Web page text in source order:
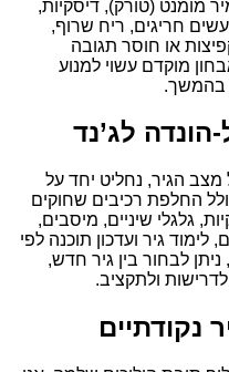
מומנט (טורק), דיסקיות,
חריגים, ריח שרוף,
או חוסר תגובה
מוקדם עשוי למנוע
בהמשך.
לג’נד
הגיר, נחליט יחד על
החלפת רכיבים שחוקים
גלגלי שיניים, מיסבים,
גיר ועדכון תוכנה לפי
לבחור בין גיר חדש,
ולתקציב.
נקודתיים